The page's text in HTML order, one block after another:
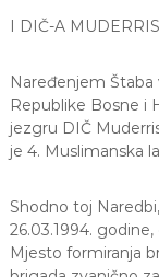
I DIČ-A MUDERRIS
Naređenjem
Republike Bosne i
jezgru DIČ
je 4. Muslimanska
Shodno toj
26.03.1994.
Mjesto formiranja